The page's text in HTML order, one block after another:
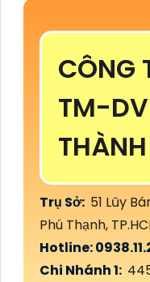
CÔNG
TM-
Trụ Sở: 51 Lũy
Phú Thạnh,
Hotline:
Chi Nhánh 1: